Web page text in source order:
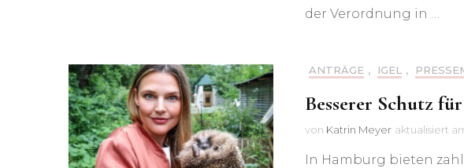
Hamburger Fischmarkt –
Wichtiger Schritt für mehr
Tierschutz
der Verordnung in …
ANTRÄGE , IGEL ,
Besserer Schutz
von Katrin Meyer aktualisiert
In Hamburg bieten